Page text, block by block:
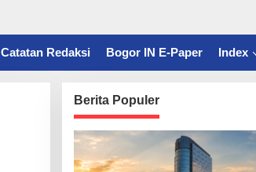
Catatan Redaksi Bogor IN E-Paper Index
Berita Populer